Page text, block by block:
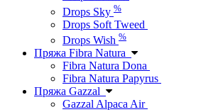
Drops Sky %
Drops Soft Tweed
Drops Wish %
Пряжа Fibra Natura
Fibra Natura Dona
Fibra Natura Papyrus
Пряжа Gazzal
Gazzal Alpaca Air